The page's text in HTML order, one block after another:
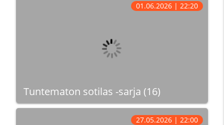
Tuntematon sotilas -sarja (16)
01.06.2026 | 22:20
27.05.2026 | 22:00